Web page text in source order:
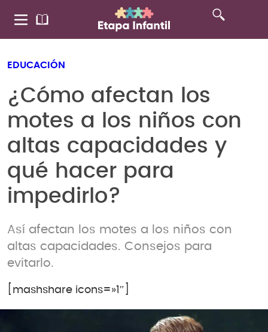
EDUCACIÓN
¿Cómo afectan los
motes a los niños con
altas capacidades y
qué hacer para
impedirlo?
Así afectan los motes a los niños con
altas capacidades. Consejos para
evitarlo.
[mashshare icons=»1″]